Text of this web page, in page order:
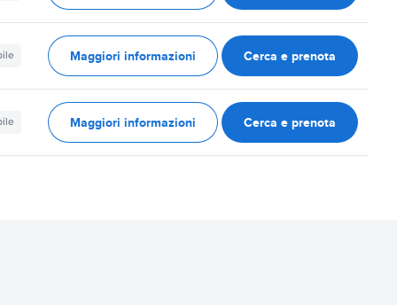
Maggiori informazioni Cerca e prenota
Maggiori informazioni Cerca e prenota